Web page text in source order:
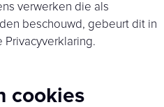
verwerken die als
beschouwd, gebeurt dit in
Privacyverklaring.
cookies